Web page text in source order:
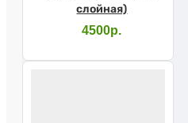
слойная)
4500р.